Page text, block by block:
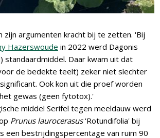
zijn argumenten kracht bij te zetten. 'Bij
Hazerswoude in 2022 werd Dagonis
Daar kwam uit dat
de bedekte teelt) zeker niet slechter
Ook kon uit die proef worden
gewas (geen fytotox).'
middel Serifel tegen meeldauw werd
Prunus laurocerasus'Rotundifolia' bij
een bestrijdingspercentage van ruim 90